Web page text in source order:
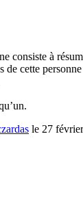
consiste à
cette
le 27